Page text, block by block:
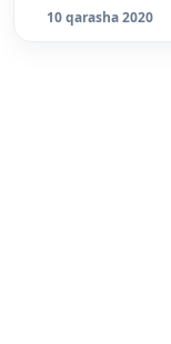
10 qarasha 2020